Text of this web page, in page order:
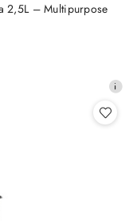
2,5L – Multipurpose